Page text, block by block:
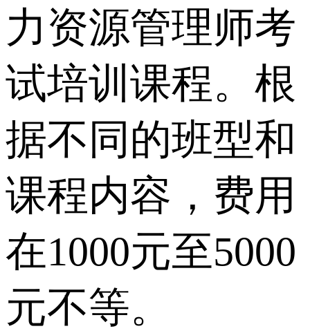
力资源管理师考
试培训课程。根
据不同的班型和
课程内容，费用
在1000元至5000
元不等。